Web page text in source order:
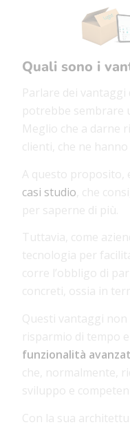
Quali sono i
Parlare dei
potrebbe sembrare
Meglio che a darne
clienti, che ne
A questo proposito,
casi studio , che
per saperne di più.
Tuttavia, come
tecnologia per
corre l’obbligo di
concreti, ossia in
Questi vantaggi
risparmio di tempo
funzionalità
che, normalmente,
sviluppo e
Con la sua